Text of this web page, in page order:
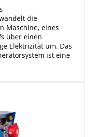
die
Maschine, eines
über einen
Elektrizität um. Das
ist eine